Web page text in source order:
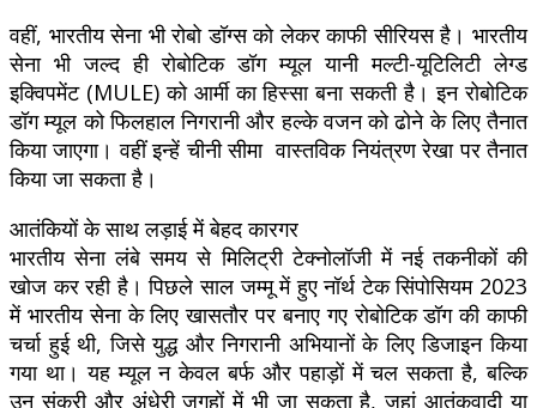
वहीं, भारतीय सेना भी रोबो डॉग्स को लेकर काफी सीरियस है। भारतीय
सेना भी जल्द ही रोबोटिक डॉग म्यूल यानी मल्टी-यूटिलिटी लेग्ड
इक्विपमेंट (MULE) को आर्मी का हिस्सा बना सकती है। इन रोबोटिक
डॉग म्यूल को फिलहाल निगरानी और हल्के वजन को ढोने के लिए तैनात
किया जाएगा। वहीं इन्हें चीनी सीमा वास्तविक नियंत्रण रेखा पर तैनात
किया जा सकता है।
आतंकियों के साथ लड़ाई में बेहद कारगर
भारतीय सेना लंबे समय से मिलिट्री टेक्नोलॉजी में नई तकनीकों की
खोज कर रही है। पिछले साल जम्मू में हुए नॉर्थ टेक सिंपोसियम 2023
में भारतीय सेना के लिए खासतौर पर बनाए गए रोबोटिक डॉग की काफी
चर्चा हुई थी, जिसे युद्ध और निगरानी अभियानों के लिए डिजाइन किया
गया था। यह म्यूल न केवल बर्फ और पहाड़ों में चल सकता है, बल्कि
उन संकरी और अंधेरी जगहों में भी जा सकता है, जहां आतंकवादी या